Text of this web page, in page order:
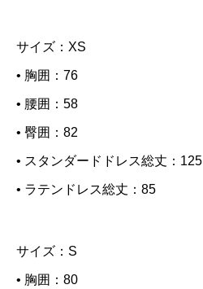
D
サイズ：XS
• 胸囲：76
• 腰囲：58
• 臀囲：82
• スタンダードドレス総丈：125
• ラテンドレス総丈：85
サイズ：S
• 胸囲：80